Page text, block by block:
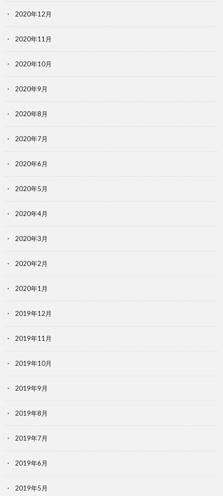
2020年12月
2020年11月
2020年10月
2020年9月
2020年8月
2020年7月
2020年6月
2020年5月
2020年4月
2020年3月
2020年2月
2020年1月
2019年12月
2019年11月
2019年10月
2019年9月
2019年8月
2019年7月
2019年6月
2019年5月